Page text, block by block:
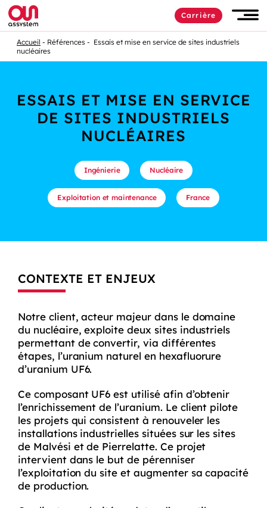
Carrière
Accueil Références
Essais et mise en service de sites industriels
nucléaires
ESSAIS ET MISE EN SERVICE
DE SITES INDUSTRIELS
NUCLÉAIRES
Ingénierie Nucléaire
Exploitation et maintenance France
CONTEXTE ET ENJEUX
Notre client, acteur majeur dans le domaine
du nucléaire, exploite deux sites industriels
permettant de convertir, via différentes
étapes, l’uranium naturel en hexafluorure
d’uranium UF6.
Ce composant UF6 est utilisé afin d’obtenir
l’enrichissement de l’uranium. Le client pilote
les projets qui consistent à renouveler les
installations industrielles situées sur les sites
de Malvési et de Pierrelatte. Ce projet
intervient dans le but de pérenniser
l’exploitation du site et augmenter sa capacité
de production.